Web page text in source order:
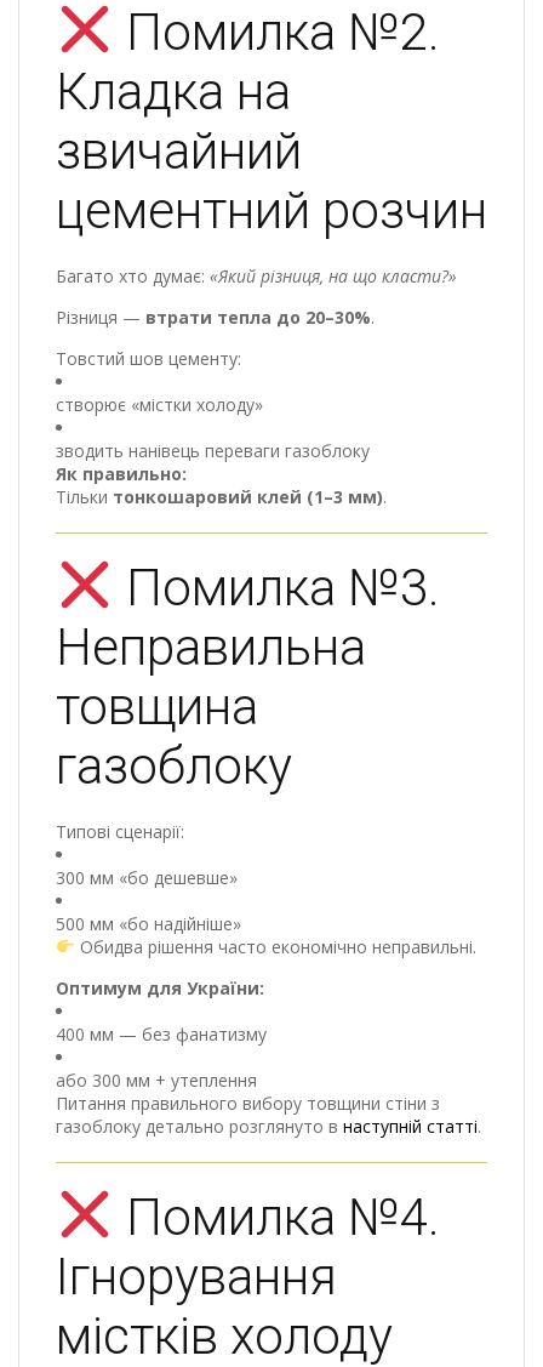
Помилка №2.
Кладка на
звичайний
цементний розчин
Багато хто думає: «Який різниця, на що класти?»
Різниця — втрати тепла до 20–30%.
Товстий шов цементу:
створює «містки холоду»
зводить нанівець переваги газоблоку
Як правильно:
Тільки тонкошаровий клей (1–3 мм).
Помилка №3.
Неправильна
товщина
газоблоку
Типові сценарії:
300 мм «бо дешевше»
500 мм «бо надійніше»
Обидва рішення часто економічно неправильні.
Оптимум для України:
400 мм — без фанатизму
або 300 мм + утеплення
Питання правильного вибору товщини стіни з
газоблоку детально розглянуто в наступній статті.
Помилка №4.
Ігнорування
містків холоду